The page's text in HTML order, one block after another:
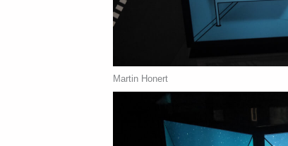
Martin Honert